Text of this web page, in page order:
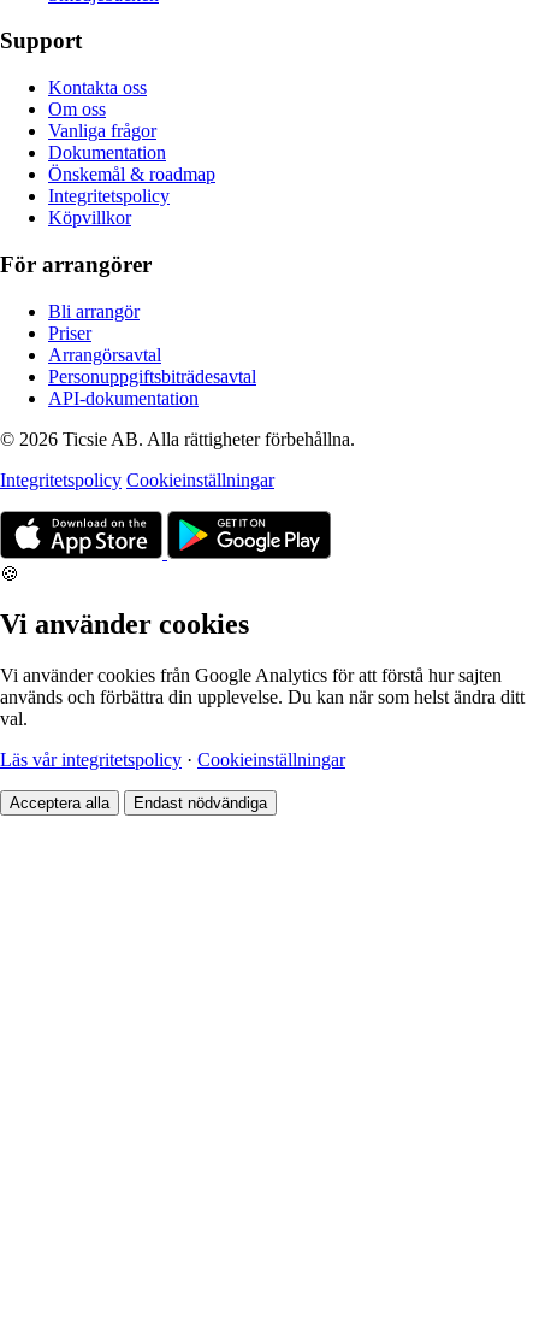
Support
Kontakta oss
Om oss
Vanliga frågor
Dokumentation
Önskemål & roadmap
Integritetspolicy
Köpvillkor
För arrangörer
Bli arrangör
Priser
Arrangörsavtal
Personuppgiftsbiträdesavtal
API-dokumentation
© 2026 Ticsie AB. Alla rättigheter förbehållna.
Integritetspolicy Cookieinställningar
🍪
Vi använder cookies
Vi använder cookies från Google Analytics för att förstå hur sajten
används och förbättra din upplevelse. Du kan när som helst ändra ditt
val.
Läs vår integritetspolicy · Cookieinställningar
Acceptera alla Endast nödvändiga